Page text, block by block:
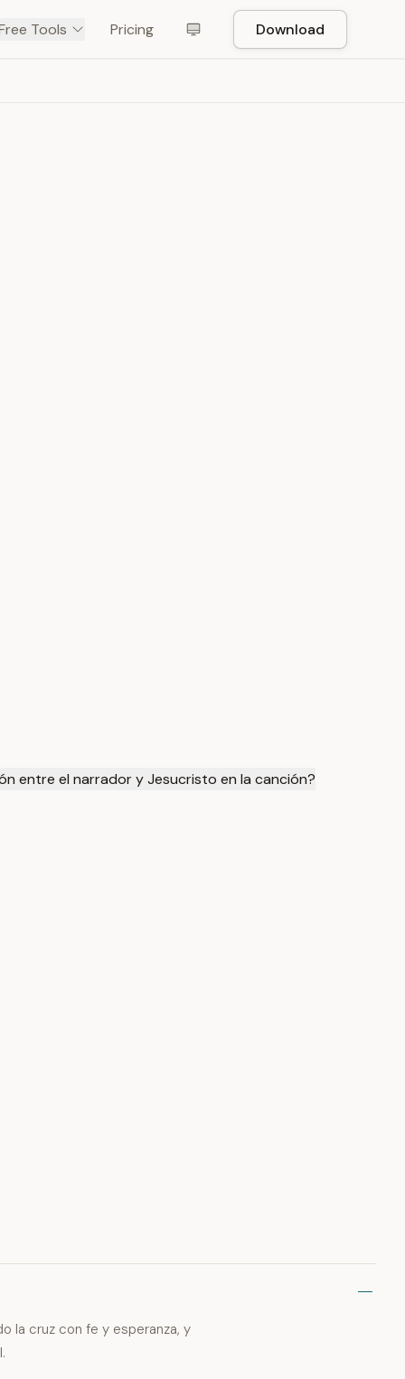
Tools Pricing Download
entre el narrador y Jesucristo en la canción?
la cruz con fe y esperanza, y